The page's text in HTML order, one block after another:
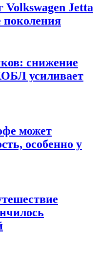
Volkswagen Jetta
поколения
снижение
усиливает
может
особенно у